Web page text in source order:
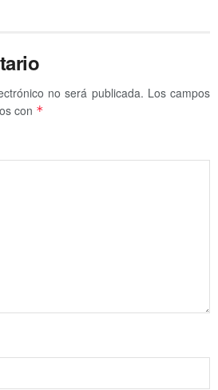
no será publicada. Los campos
con *